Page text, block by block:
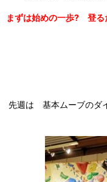
まずは始めの一歩? 登る
先週は 基本ムーブのダ